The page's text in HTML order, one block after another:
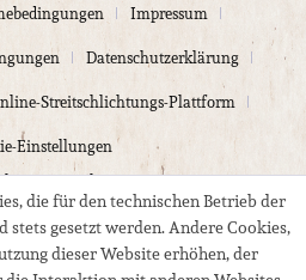
Impressum
Datenschutzerklärung
Streitschlichtungs-Plattform
Einstellungen
Electrics
die für den technischen Betrieb der
gesetzt werden. Andere Cookies,
dieser Website erhöhen, der